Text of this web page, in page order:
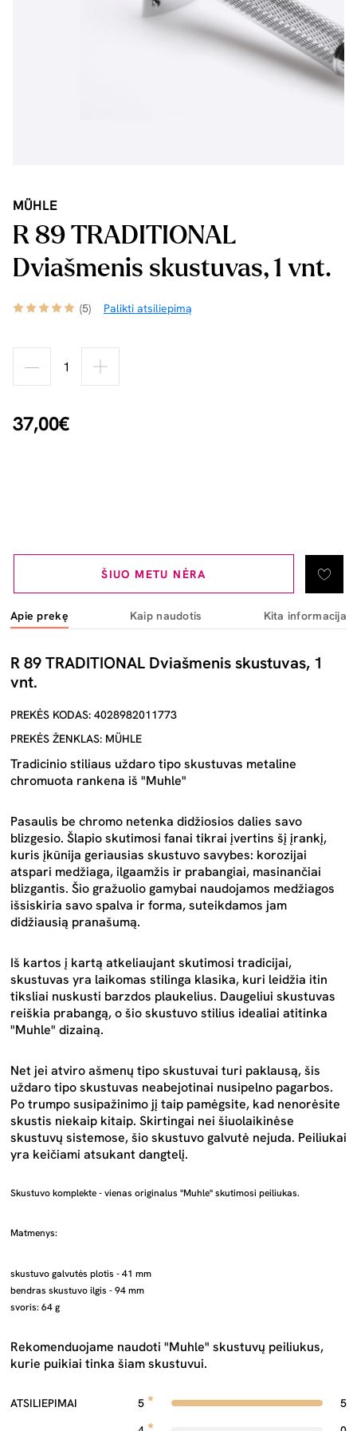
MÜHLE
R 89 TRADITIONAL
Dviašmenis skustuvas, 1 vnt.
(5) Palikti atsiliepimą
37,00€
ŠIUO METU NĖRA
Apie prekę Kaip naudotis Kita informacija
R 89 TRADITIONAL Dviašmenis skustuvas, 1
vnt.
PREKĖS KODAS: 4028982011773
PREKĖS ŽENKLAS: MÜHLE
Tradicinio stiliaus uždaro tipo skustuvas metaline
chromuota rankena iš "Muhle"
Pasaulis be chromo netenka didžiosios dalies savo
blizgesio. Šlapio skutimosi fanai tikrai įvertins šį įrankį,
kuris įkūnija geriausias skustuvo savybes: korozijai
atspari medžiaga, ilgaamžis ir prabangiai, masinančiai
blizgantis. Šio gražuolio gamybai naudojamos medžiagos
išsiskiria savo spalva ir forma, suteikdamos jam
didžiausią pranašumą.
Iš kartos į kartą atkeliaujant skutimosi tradicijai,
skustuvas yra laikomas stilinga klasika, kuri leidžia itin
tiksliai nuskusti barzdos plaukelius. Daugeliui skustuvas
reiškia prabangą, o šio skustuvo stilius idealiai atitinka
"Muhle" dizainą.
Net jei atviro ašmenų tipo skustuvai turi paklausą, šis
uždaro tipo skustuvas neabejotinai nusipelno pagarbos.
Po trumpo susipažinimo jį taip pamėgsite, kad nenorėsite
skustis niekaip kitaip. Skirtingai nei šiuolaikinėse
skustuvų sistemose, šio skustuvo galvutė nejuda. Peiliukai
yra keičiami atsukant dangtelį.
Skustuvo komplekte - vienas originalus "Muhle" skutimosi peiliukas.
Matmenys:
skustuvo galvutės plotis - 41 mm
bendras skustuvo ilgis - 94 mm
svoris: 64 g
Rekomenduojame naudoti "Muhle" skustuvų peiliukus,
kurie puikiai tinka šiam skustuvui.
ATSILIEPIMAI 5
5